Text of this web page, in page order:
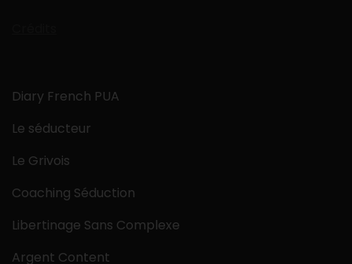
Diary French PUA
Le séducteur
Le Grivois
Coaching Séduction
Libertinage Sans Complexe
Argent Content